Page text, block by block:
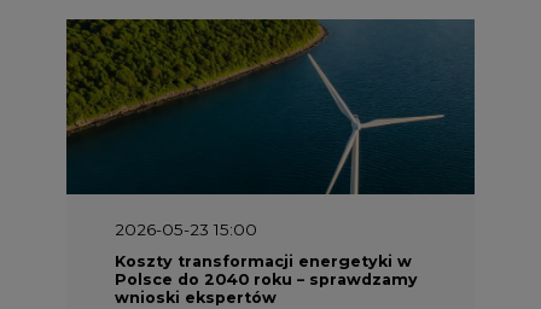
2026-05-23 15:00
Koszty transformacji energetyki w
Polsce do 2040 roku – sprawdzamy
wnioski ekspertów